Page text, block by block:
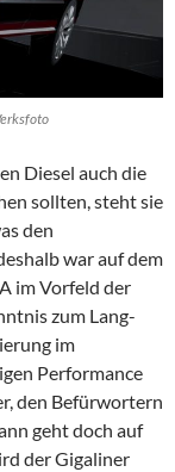
Diesel auch die
sollten, steht sie
den
war auf dem
im Vorfeld der
zum Lang-
im
Performance
den Befürwortern
geht doch auf
der Gigaliner